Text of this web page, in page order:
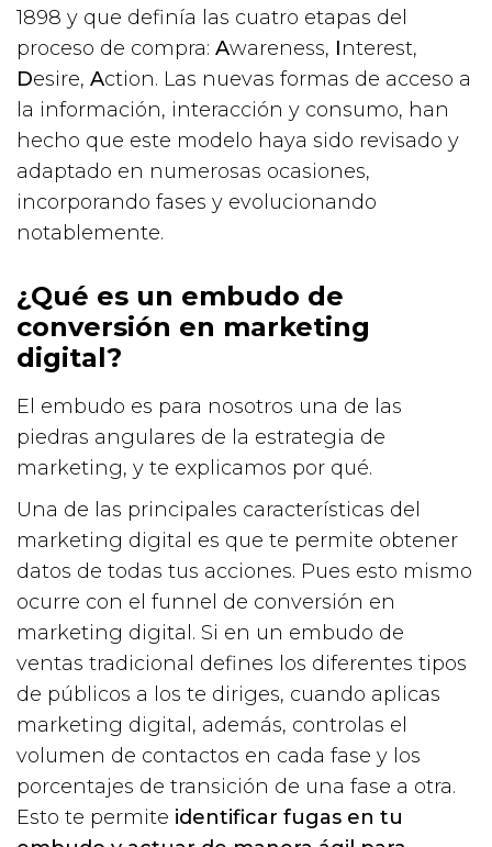
1898 y que definía las cuatro etapas del
proceso de compra: Awareness, Interest,
Desire, Action. Las nuevas formas de acceso a
la información, interacción y consumo, han
hecho que este modelo haya sido revisado y
adaptado en numerosas ocasiones,
incorporando fases y evolucionando
notablemente.
¿Qué es un embudo de
conversión en marketing
digital?
El embudo es para nosotros una de las
piedras angulares de la estrategia de
marketing, y te explicamos por qué.
Una de las principales características del
marketing digital es que te permite obtener
datos de todas tus acciones. Pues esto mismo
ocurre con el funnel de conversión en
marketing digital. Si en un embudo de
ventas tradicional defines los diferentes tipos
de públicos a los te diriges, cuando aplicas
marketing digital, además, controlas el
volumen de contactos en cada fase y los
porcentajes de transición de una fase a otra.
Esto te permite identificar fugas en tu